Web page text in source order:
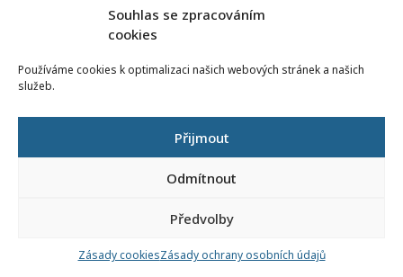
Souhlas se zpracováním
cookies
Používáme cookies k optimalizaci našich webových stránek a našich
služeb.
Přijmout
Odmítnout
Předvolby
Zásady cookiesZásady ochrany osobních údajů
110 00 Praha 1